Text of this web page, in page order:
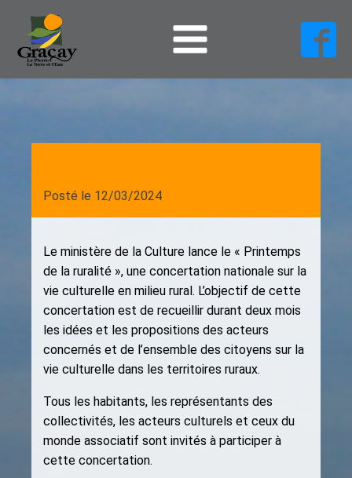
Posté le 12/03/2024
Le ministère de la Culture lance le « Printemps
de la ruralité », une concertation nationale sur la
vie culturelle en milieu rural. L’objectif de cette
concertation est de recueillir durant deux mois
les idées et les propositions des acteurs
concernés et de l’ensemble des citoyens sur la
vie culturelle dans les territoires ruraux.
Tous les habitants, les représentants des
collectivités, les acteurs culturels et ceux du
monde associatif sont invités à participer à
cette concertation.